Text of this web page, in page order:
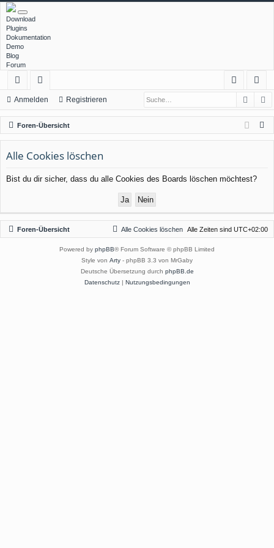
Download
Plugins
Dokumentation
Demo
Blog
Forum
ch
ne
llz
ug
rif
or
en
m
el
n
ist
rie
n
Anmelden Registrieren
Foren-Übersicht
Alle Cookies löschen
Bist du dir sicher, dass du alle Cookies des Boards löschen möchtest?
Foren-Übersicht Alle Zeiten sind UTC+02:00
Alle Cookies löschen
Powered by phpBB® Forum Software © phpBB Limited
Style von Arty - phpBB 3.3 von MrGaby
Deutsche Übersetzung durch phpBB.de
Datenschutz| Nutzungsbedingungen